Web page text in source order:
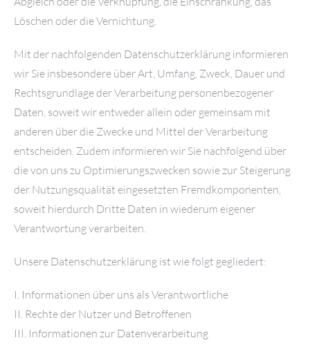
Löschen oder die Vernichtung.
Mit der nachfolgenden Datenschutzerklärung informieren
wir Sie insbesondere über Art, Umfang, Zweck, Dauer und
Rechtsgrundlage der Verarbeitung personenbezogener
Daten, soweit wir entweder allein oder gemeinsam mit
anderen über die Zwecke und Mittel der Verarbeitung
entscheiden. Zudem informieren wir Sie nachfolgend über
die von uns zu Optimierungszwecken sowie zur Steigerung
der Nutzungsqualität eingesetzten Fremdkomponenten,
soweit hierdurch Dritte Daten in wiederum eigener
Verantwortung verarbeiten.
Unsere Datenschutzerklärung ist wie folgt gegliedert:
I. Informationen über uns als Verantwortliche
II. Rechte der Nutzer und Betroffenen
III. Informationen zur Datenverarbeitung